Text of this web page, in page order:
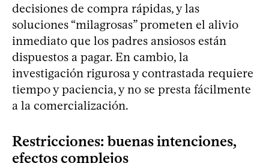
decisiones de compra rápidas, y las
soluciones “milagrosas” prometen el alivio
inmediato que los padres ansiosos están
dispuestos a pagar. En cambio, la
investigación rigurosa y contrastada requiere
tiempo y paciencia, y no se presta fácilmente
a la comercialización.
Restricciones: buenas intenciones,
efectos complejos